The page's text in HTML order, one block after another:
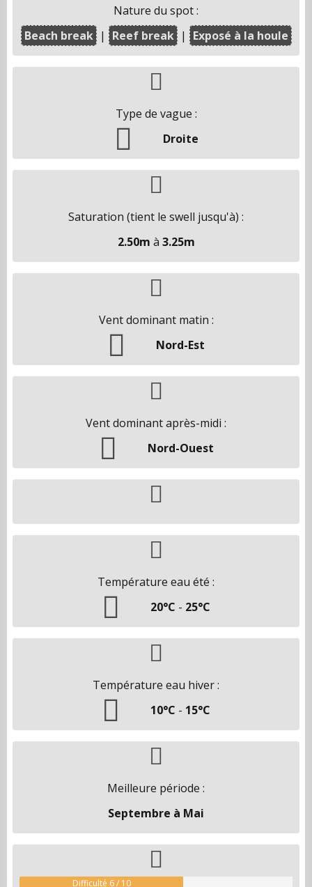
Nature du spot :
Beach break
Reef break Exposé à la houle
Type de vague :
Droite
Saturation (tient le swell jusqu'à) :
2.50m à 3.25m
Vent dominant matin :
Nord-Est
Vent dominant après-midi :
Nord-Ouest
Température eau été :
20°C - 25°C
Température eau hiver :
10°C - 15°C
Meilleure période :
Septembre à Mai
Difficulté 6 / 10